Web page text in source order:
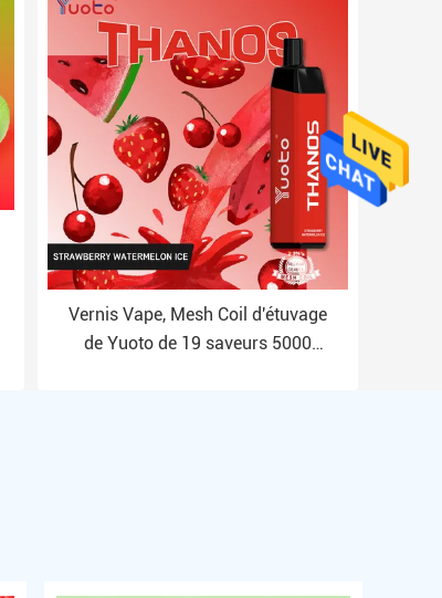
Vernis Vape, Mesh Coil d'étuvage
de Yuoto de 19 saveurs 5000